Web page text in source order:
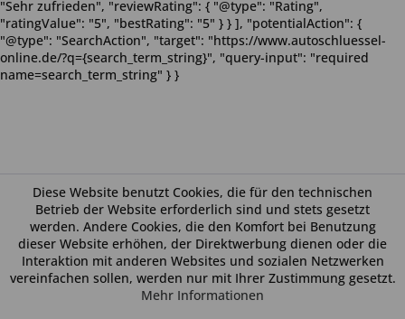
Diese Website benutzt Cookies, die für den technischen
Betrieb der Website erforderlich sind und stets gesetzt
werden. Andere Cookies, die den Komfort bei Benutzung
dieser Website erhöhen, der Direktwerbung dienen oder die
Interaktion mit anderen Websites und sozialen Netzwerken
vereinfachen sollen, werden nur mit Ihrer Zustimmung gesetzt.
Mehr Informationen
"Sehr zufrieden", "reviewRating": { "@type": "Rating",
"ratingValue": "5", "bestRating": "5" } } ], "potentialAction": {
"@type": "SearchAction", "target": "https://www.autoschluessel-
online.de/?q={search_term_string}", "query-input": "required
name=search_term_string" } }